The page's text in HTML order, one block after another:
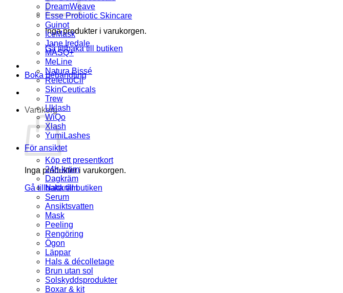
Inga produkter i varukorgen.
Gå tillbaka till butiken
Boka behandling
Varukorg
Inga produkter i varukorgen.
Gå tillbaka till butiken
DreamWeave
Esse Probiotic Skincare
Guinot
IceMask
Jane Iredale
MASQ+
MeLine
Natura Bissé
RefectoCil
SkinCeuticals
Trew
Uklash
WiQo
Xlash
YumiLashes
För ansiktet
Köp ett presentkort
24h-kräm
Dagkräm
Nattkräm
Serum
Ansiktsvatten
Mask
Peeling
Rengöring
Ögon
Läppar
Hals & décolletage
Brun utan sol
Solskyddsprodukter
Boxar & kit